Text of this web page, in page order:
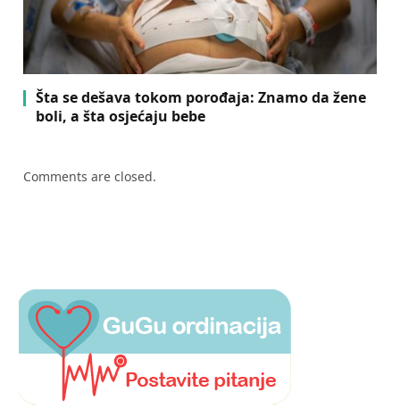
Šta se dešava tokom porođaja: Znamo da žene
boli, a šta osjećaju bebe
Comments are closed.